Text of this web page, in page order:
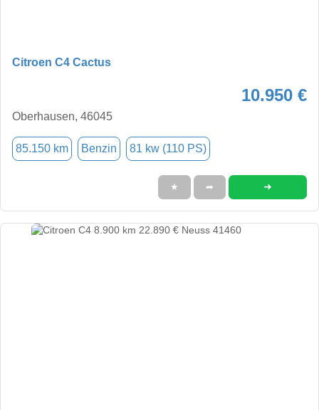
Citroen C4 Cactus
10.950 €
Oberhausen, 46045
85.150 km Benzin 81 kw (110 PS)
★ ➦ ➜